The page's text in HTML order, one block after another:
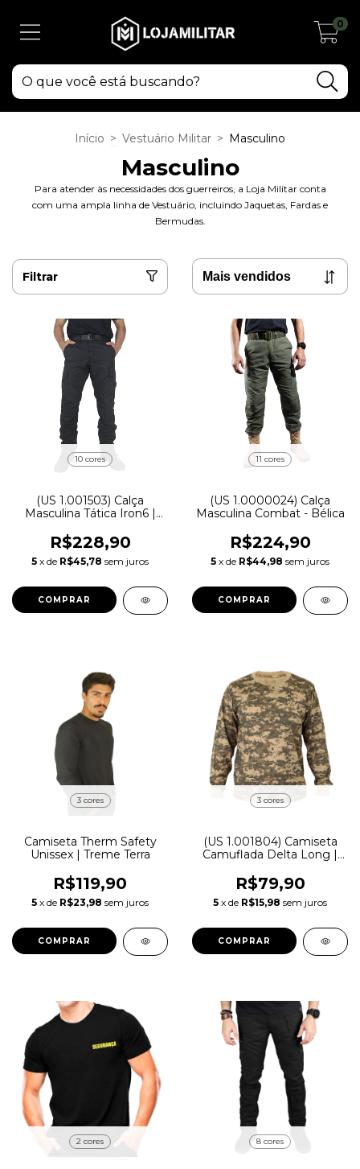
0
Início > Vestuário Militar > Masculino
Masculino
Para atender às necessidades dos guerreiros, a Loja Militar conta
com uma ampla linha de Vestuário, incluindo Jaquetas, Fardas e
Bermudas.
Filtrar
10 cores
(US 1.001503) Calça
Masculina Tática Iron6 |
R$228,90
5 x de R$45,78 sem juros
COMPRAR
11 cores
(US 1.0000024) Calça
Masculina Combat - Bélica
R$224,90
5 x de R$44,98 sem juros
COMPRAR
3 cores
Camiseta Therm Safety
Unissex | Treme Terra
R$119,90
5 x de R$23,98 sem juros
COMPRAR
3 cores
(US 1.001804) Camiseta
Camuflada Delta Long |
R$79,90
5 x de R$15,98 sem juros
COMPRAR
2 cores 8 cores